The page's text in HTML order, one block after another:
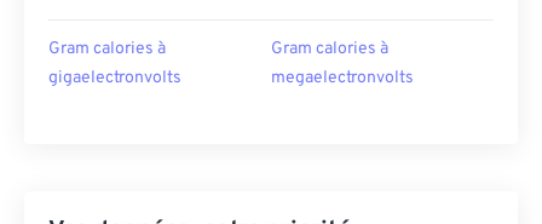
Gram calories à
gigaelectronvolts
Gram calories à
megaelectronvolts